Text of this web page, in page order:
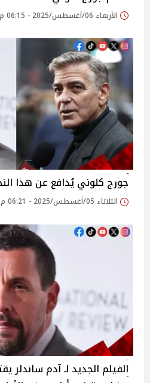
الأربعاء 06/أغسطس/2025 - 06:15 م
جورج كلوني يُدافع عن هذا
الثلاثاء 05/أغسطس/2025 - 06:21 م